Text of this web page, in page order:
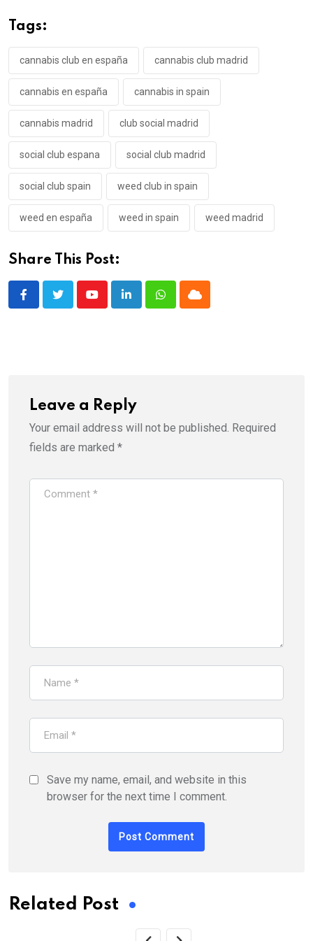
Tags:
cannabis club en españa cannabis club madrid
cannabis en españa cannabis in spain
cannabis madrid club social madrid
social club espana social club madrid
social club spain weed club in spain
weed en españa weed in spain weed madrid
Share This Post:
YoutubeLinkedInWhatsappCloud
Leave a Reply
Your email address will not be published. Required
fields are marked *
Save my name, email, and website in this
browser for the next time I comment.
Related Post